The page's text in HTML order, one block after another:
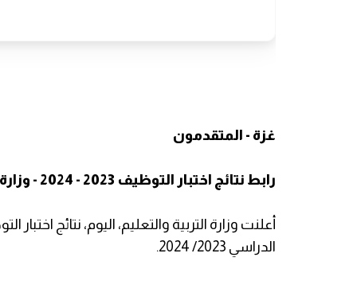
غزة - المتقدمون
رابط نتائج اختبار التوظيف 2023 - 2024 - وزارة التربية برام الله.
أعلنت وزارة التربية والتعليم، اليوم، نتائج
الدراسي 2023/ 2024.